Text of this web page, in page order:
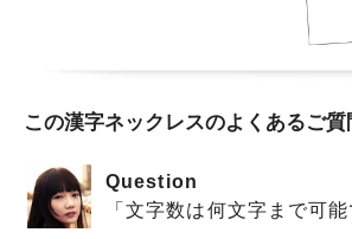
この漢字ネックレスのよくあるご質
Question
「文字数は何文字まで可能